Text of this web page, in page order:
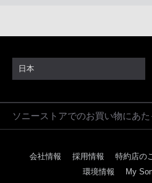
日本
ソニーストアでのお買い物にあた
会社情報 採用情報 特約店の
環境情報
My